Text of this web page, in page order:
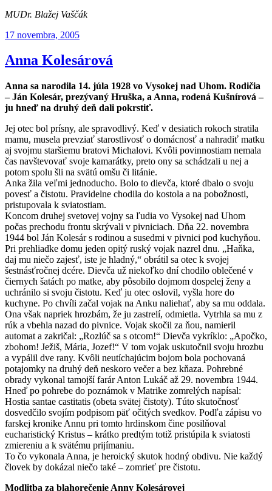
MUDr. Blažej Vaščák
Publikované
17 novembra, 2005
Anna Kolesárová
Anna sa narodila 14. júla 1928 vo Vysokej nad Uhom. Rodičia
– Ján Kolesár, prezývaný Hruška, a Anna, rodená Kušnírová –
ju hneď na druhý deň dali pokrstiť.
Jej otec bol prísny, ale spravodlivý. Keď v desiatich rokoch stratila
mamu, musela prevziať starostlivosť o domácnosť a nahradiť matku
aj svojmu staršiemu bratovi Michalovi. Kvôli povinnostiam nemala
čas navštevovať svoje kamarátky, preto ony sa schádzali u nej a
potom spolu šli na svätú omšu či litánie.
Anka žila veľmi jednoducho. Bolo to dievča, ktoré dbalo o svoju
povesť a čistotu. Pravidelne chodila do kostola a na pobožnosti,
pristupovala k sviatostiam.
Koncom druhej svetovej vojny sa ľudia vo Vysokej nad Uhom
počas prechodu frontu skrývali v pivniciach. Dňa 22. novembra
1944 bol Ján Kolesár s rodinou a susedmi v pivnici pod kuchyňou.
Pri prehliadke domu jeden opitý ruský vojak nazrel dnu. „Haňka,
daj mu niečo zajesť, iste je hladný,“ obrátil sa otec k svojej
šestnásťročnej dcére. Dievča už niekoľko dní chodilo oblečené v
čiernych šatách po matke, aby pôsobilo dojmom dospelej ženy a
uchránilo si svoju čistotu. Keď ju otec oslovil, vyšla hore do
kuchyne. Po chvíli začal vojak na Anku naliehať, aby sa mu oddala.
Ona však napriek hrozbám, že ju zastrelí, odmietla. Vytrhla sa mu z
rúk a vbehla nazad do pivnice. Vojak skočil za ňou, namieril
automat a zakričal: „Rozlúč sa s otcom!“ Dievča vykríklo: „Apočko,
zbohom! Ježiš, Mária, Jozef!“ V tom vojak uskutočnil svoju hrozbu
a vypálil dve rany. Kvôli neutíchajúcim bojom bola pochovaná
potajomky na druhý deň neskoro večer a bez kňaza. Pohrebné
obrady vykonal tamojší farár Anton Lukáč až 29. novembra 1944.
Hneď po pohrebe do poznámok v Matrike zomrelých napísal:
Hostia santae castitatis (obeta svätej čistoty). Túto skutočnosť
dosvedčilo svojím podpisom päť očitých svedkov. Podľa zápisu vo
farskej kronike Annu pri tomto hrdinskom čine posilňoval
eucharistický Kristus – krátko predtým totiž pristúpila k sviatosti
zmiereniu a k svätému prijímaniu.
To čo vykonala Anna, je heroický skutok hodný obdivu. Nie každý
človek by dokázal niečo také – zomrieť pre čistotu.
Modlitba za blahorečenie Anny Kolesárovej